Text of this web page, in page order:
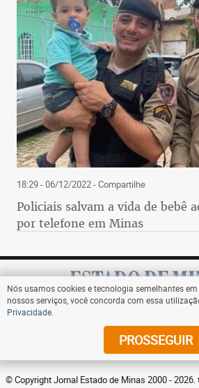
18:29 - 06/12/2022- Compartilhe
Policiais salvam a vida de bebê
por telefone em Minas
Assine
© Copyright Jornal Estado de Minas 2000 -
Nós usamos cookies e tecnologia semelhantes
nossos serviços, você concorda com essa
Privacidade
PROSSEGUIR